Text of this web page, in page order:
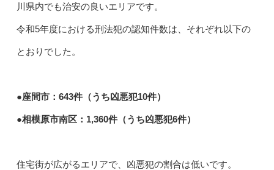
川県内でも治安の良いエリアです。
令和5年度における刑法犯の認知件数は、それぞれ以下の
とおりでした。
●座間市：643件（うち凶悪犯10件）
●相模原市南区：1,360件（うち凶悪犯6件）
住宅街が広がるエリアで、凶悪犯の割合は低いです。